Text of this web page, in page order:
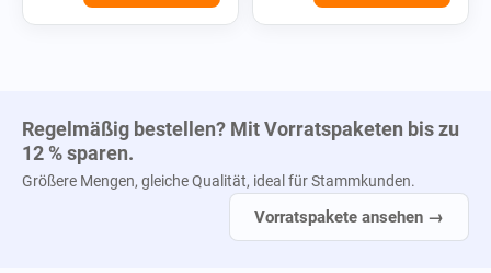
Regelmäßig bestellen? Mit Vorratspaketen bis zu
12 % sparen.
Größere Mengen, gleiche Qualität, ideal für Stammkunden.
Vorratspakete ansehen →